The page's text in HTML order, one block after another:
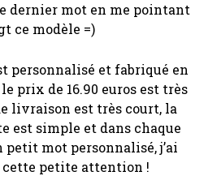
dernier mot en me pointant
ce modèle =)
personnalisé et fabriqué en
prix de 16.90 euros est très
livraison est très court, la
est simple et dans chaque
mot personnalisé, j’ai
cette petite attention !